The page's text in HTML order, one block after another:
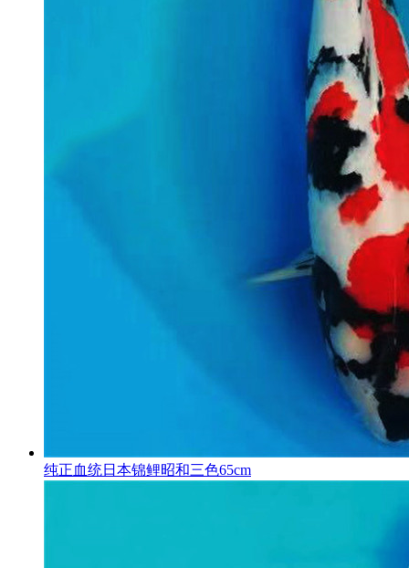
纯正血统日本锦鲤昭和三色65cm